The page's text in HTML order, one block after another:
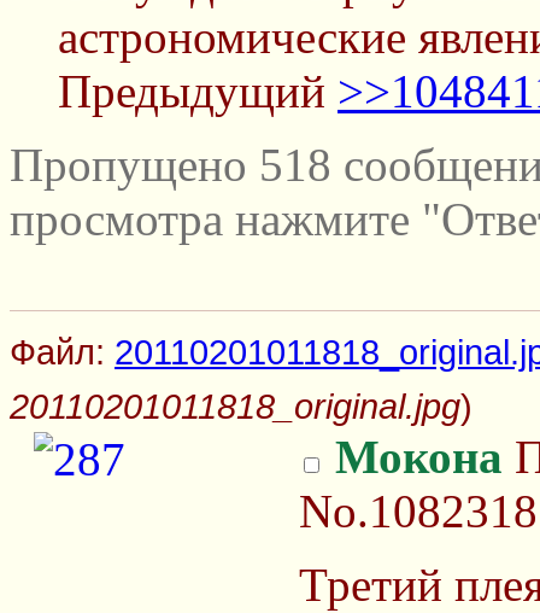
астрономические
Предыдущий
Пропущено 518
просмотра нажмите
Файл:
20110201011818_original.jpg)
Мокона
No.1082318
Третий